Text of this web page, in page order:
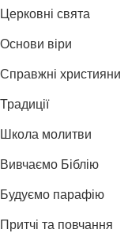
Церковні свята
Основи віри
Справжні християни
Традиції
Школа молитви
Вивчаємо Біблію
Будуємо парафію
Притчі та повчання